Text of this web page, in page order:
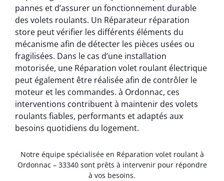
pannes et d’assurer un fonctionnement durable
des volets roulants. Un Réparateur réparation
store peut vérifier les différents éléments du
mécanisme afin de détecter les pièces usées ou
fragilisées. Dans le cas d’une installation
motorisée, une Réparation volet roulant électrique
peut également être réalisée afin de contrôler le
moteur et les commandes. à Ordonnac, ces
interventions contribuent à maintenir des volets
roulants fiables, performants et adaptés aux
besoins quotidiens du logement.
Notre équipe spécialisée en Réparation volet roulant à
Ordonnac – 33340 sont prêts à intervenir pour répondre
à vos besoins.